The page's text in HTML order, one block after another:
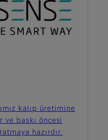
kalıp üretimine
baskı öncesi
hazırdır.